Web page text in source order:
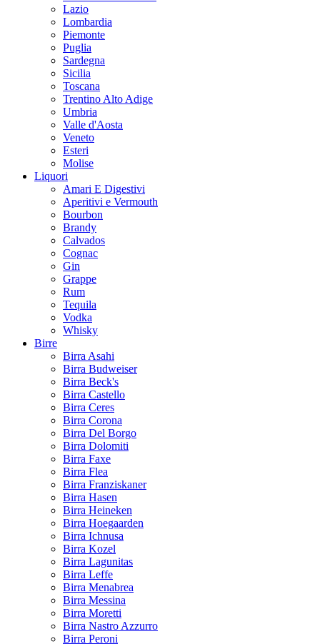
Lazio
Lombardia
Piemonte
Puglia
Sardegna
Sicilia
Toscana
Trentino Alto Adige
Umbria
Valle d'Aosta
Veneto
Esteri
Molise
Liquori
Amari E Digestivi
Aperitivi e Vermouth
Bourbon
Brandy
Calvados
Cognac
Gin
Grappe
Rum
Tequila
Vodka
Whisky
Birre
Birra Asahi
Birra Budweiser
Birra Beck's
Birra Castello
Birra Ceres
Birra Corona
Birra Del Borgo
Birra Dolomiti
Birra Faxe
Birra Flea
Birra Franziskaner
Birra Hasen
Birra Heineken
Birra Hoegaarden
Birra Ichnusa
Birra Kozel
Birra Lagunitas
Birra Leffe
Birra Menabrea
Birra Messina
Birra Moretti
Birra Nastro Azzurro
Birra Peroni